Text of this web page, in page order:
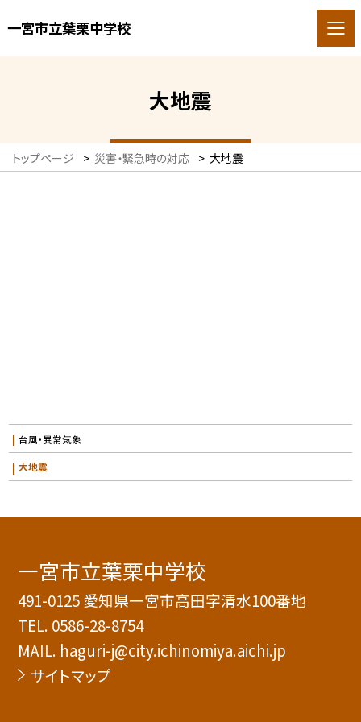
一宮市立葉栗中学校
大地震
トップページ > 災害・緊急時の対応 > 大地震
台風・異常気象
大地震
一宮市立葉栗中学校
491-0125 愛知県一宮市高田字清水100番地
TEL. 0586-28-8754
MAIL. haguri-j@city.ichinomiya.aichi.jp
サイトマップ